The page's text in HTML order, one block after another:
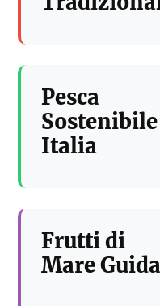
Pesca
Sostenibile
Italia
Frutti di
Mare Guida